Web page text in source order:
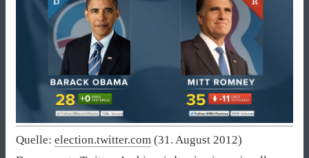
Quelle: election.twitter.com (31. August 2012)